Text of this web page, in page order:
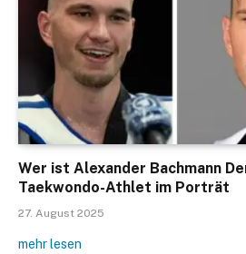
Wer ist Alexander Bachmann
Taekwondo-Athlet im Porträt
27. August 2025
mehr lesen